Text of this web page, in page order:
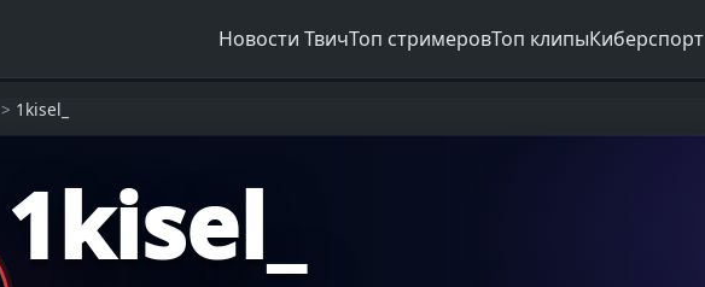
Новости ТвичТоп стримеровТоп клипыКиберспорт
> 1kisel_
1kisel_